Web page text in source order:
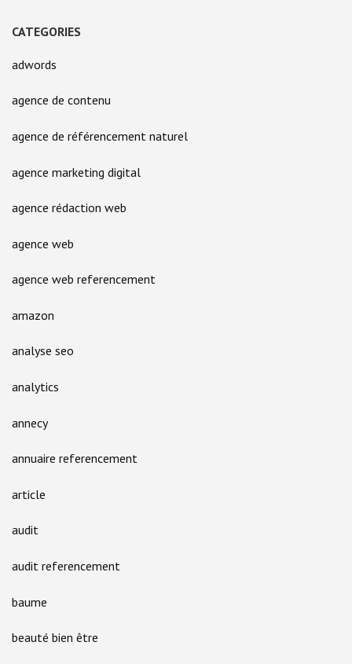
CATEGORIES
adwords
agence de contenu
agence de référencement naturel
agence marketing digital
agence rédaction web
agence web
agence web referencement
amazon
analyse seo
analytics
annecy
annuaire referencement
article
audit
audit referencement
baume
beauté bien être